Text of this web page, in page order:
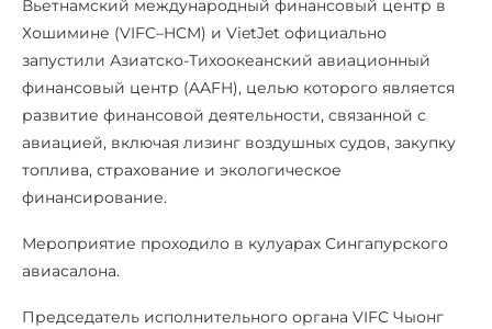
Вьетнамский международный финансовый центр в
Хошимине (VIFC–HCM) и VietJet официально
запустили Азиатско-Тихоокеанский авиационный
финансовый центр (AAFH), целью которого является
развитие финансовой деятельности, связанной с
авиацией, включая лизинг воздушных судов, закупку
топлива, страхование и экологическое
финансирование.
Мероприятие проходило в кулуарах Сингапурского
авиасалона.
Председатель исполнительного органа VIFC Чыонг